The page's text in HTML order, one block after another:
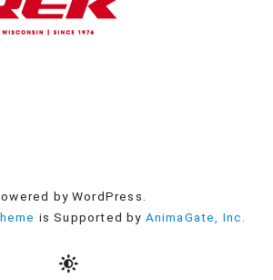
by WordPress.
is Supported by AnimaGate, Inc.